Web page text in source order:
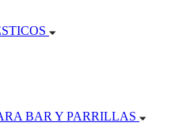
BAR Y PARRILLAS